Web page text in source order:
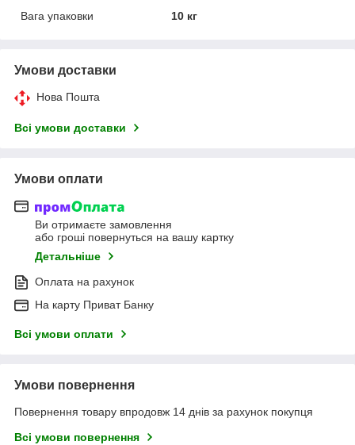
Вага упаковки
10 кг
Умови доставки
Нова Пошта
Всі умови доставки
Умови оплати
Ви отримаєте замовлення
або гроші повернуться на вашу картку
Детальніше
Оплата на рахунок
На карту Приват Банку
Всі умови оплати
Умови повернення
Повернення товару впродовж 14 днів за рахунок покупця
Всі умови повернення